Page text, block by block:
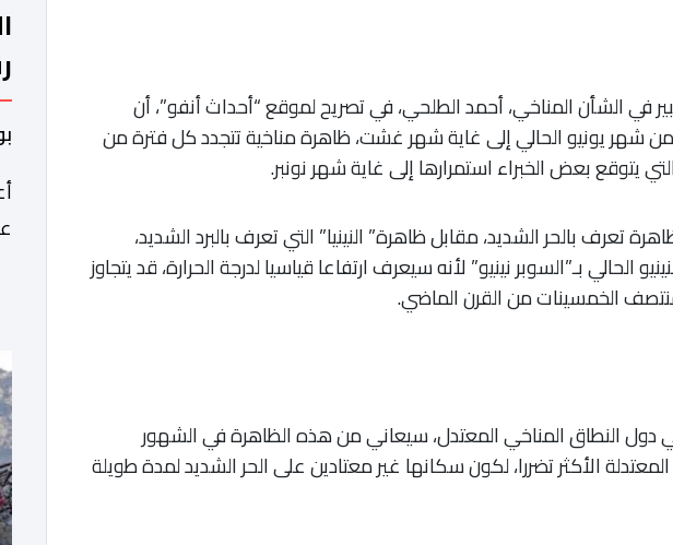
في الشأن المناخي، أحمد الطلحي، في تصريح لموقع “أحداث أنفو”، أن
شهر يونيو الحالي إلى غاية شهر غشت، ظاهرة مناخية تتجدد كل فترة من
يتوقع بعض الخبراء استمرارها إلى غاية شهر نونبر.
تعرف بالحر الشديد، مقابل ظاهرة” النينيا” التي تعرف بالبرد الشديد،
الحالي بـ”السوبر نينيو” لأنه سيعرف ارتفاعا قياسيا لدرجة الحرارة، قد يتجاوز
الخمسينات من القرن الماضي.
دول النطاق المناخي المعتدل، سيعاني من هذه الظاهرة في الشهور
الأكثر تضررا، لكون سكانها غير معتادين على الحر الشديد لمدة طويلة